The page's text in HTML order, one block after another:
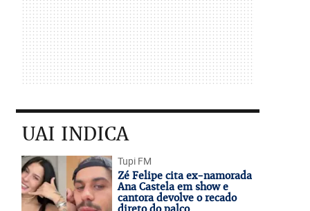
UAI INDICA
Tupi FM
Zé Felipe cita ex-namorada
Ana Castela em show e
cantora devolve o recado